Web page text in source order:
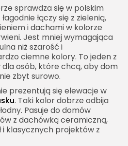
sprawdza się w polskim
łączy się z zielenią,
i dachami w kolorze
Jest mniej wymagająca
niż szarość i
ciemne kolory. To jeden z
osób, które chcą, aby dom
zbyt surowo.
prezentują się elewacje w
. Taki kolor dobrze odbija
Pasuje do domów
z dachówką ceramiczną,
i klasycznych projektów z